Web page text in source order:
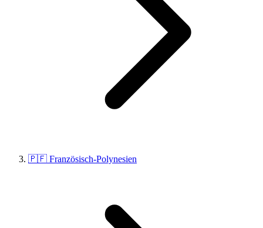
🇵🇫 Französisch-Polynesien